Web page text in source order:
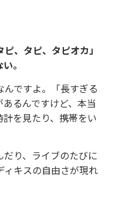
、タピ、タピオカ」
。
ですよ。「長すぎる
るんですけど、本当
を見たり、携帯をい
り、ライブのたびに
キスの自由さが現れ